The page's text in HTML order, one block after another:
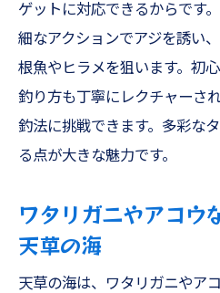
ファミリーフィッシ
する方法
遊漁船美羽で楽しむ
SLJやティップランで狙
初心者でも挑戦し
門
ゲットに対応できるからです
細なアクションでアジを誘い
根魚やヒラメを狙います。初
釣り方も丁寧にレクチャーさ
釣法に挑戦できます。多彩な
る点が大きな魅力です。
ワタリガニやアコウ
天草の海
天草の海は、ワタリガニやア